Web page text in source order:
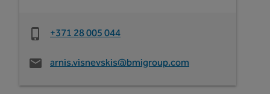
+371 28 005 044
arnis.visnevskis@bmigroup.com